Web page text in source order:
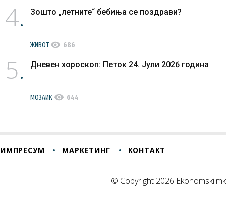
4 Зошто „летните“ бебиња се поздрави?
ЖИВОТvisibility 686
5 Дневен хороскоп: Петок 24. Јули 2026 година
МОЗАИК visibility 644
ИМПРЕСУМ МАРКЕТИНГ КОНТАКТ
© Copyright 2026 Ekonomski.mk